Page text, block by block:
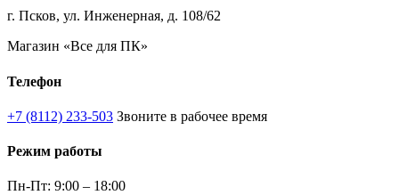
г. Псков, ул. Инженерная, д. 108/62
Магазин «Все для ПК»
Телефон
+7 (8112) 233-503 Звоните в рабочее время
Режим работы
Пн-Пт: 9:00 – 18:00